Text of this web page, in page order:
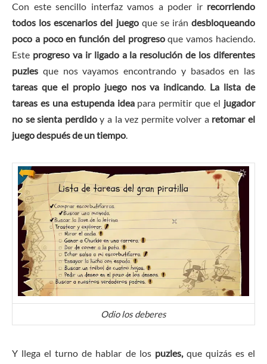
Con este sencillo interfaz vamos a poder ir recorriendo
todos los escenarios del juegoque se irán desbloqueando
poco a poco en función del progresoque vamos haciendo.
Este progreso va ir ligado a la resolución de los diferentes
puzles que nos vayamos encontrando y basados en las
tareas que el propio juego nos va indicando. La lista de
tareas es una estupenda ideapara permitir que el jugador
no se sienta perdidoy a la vez permite volver a retomar el
juego después de un tiempo.
Odio los deberes
Y llega el turno de hablar de los puzles,que quizás es el